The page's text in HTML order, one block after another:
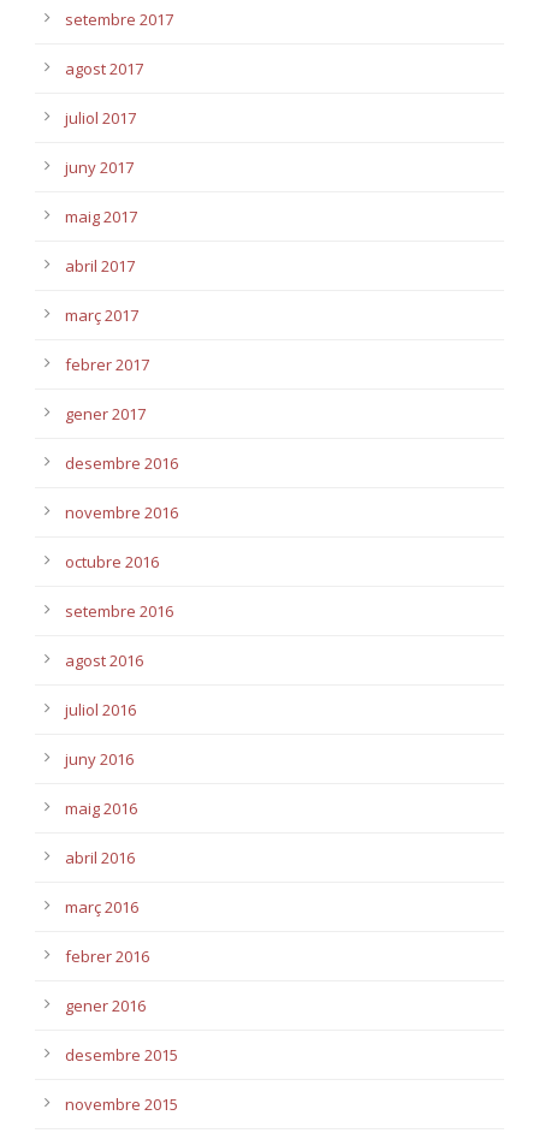
setembre 2017
agost 2017
juliol 2017
juny 2017
maig 2017
abril 2017
març 2017
febrer 2017
gener 2017
desembre 2016
novembre 2016
octubre 2016
setembre 2016
agost 2016
juliol 2016
juny 2016
maig 2016
abril 2016
març 2016
febrer 2016
gener 2016
desembre 2015
novembre 2015